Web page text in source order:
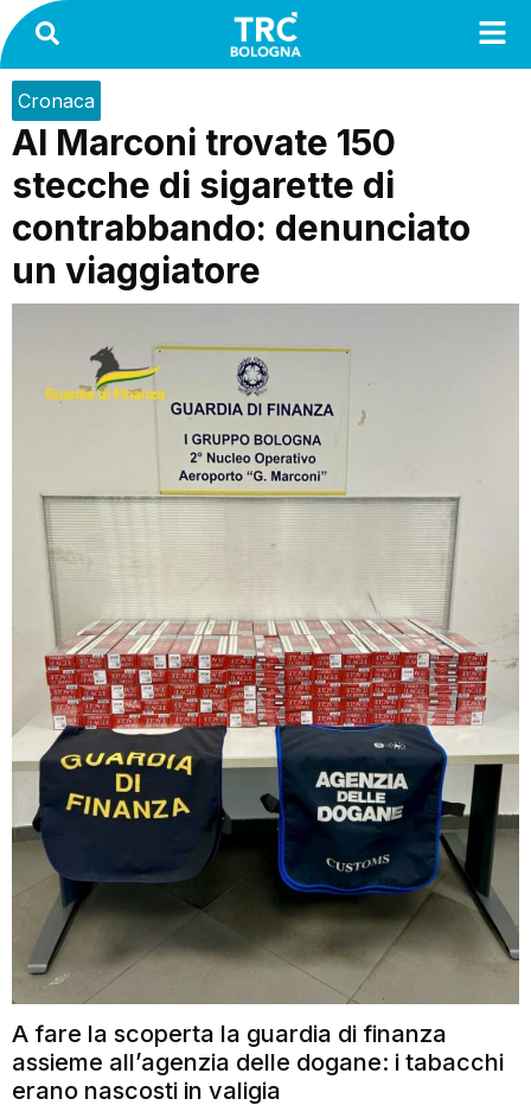
Cronaca
Al Marconi trovate 150
stecche di sigarette di
contrabbando: denunciato
un viaggiatore
A fare la scoperta la guardia di finanza
assieme all’agenzia delle dogane: i tabacchi
erano nascosti in valigia